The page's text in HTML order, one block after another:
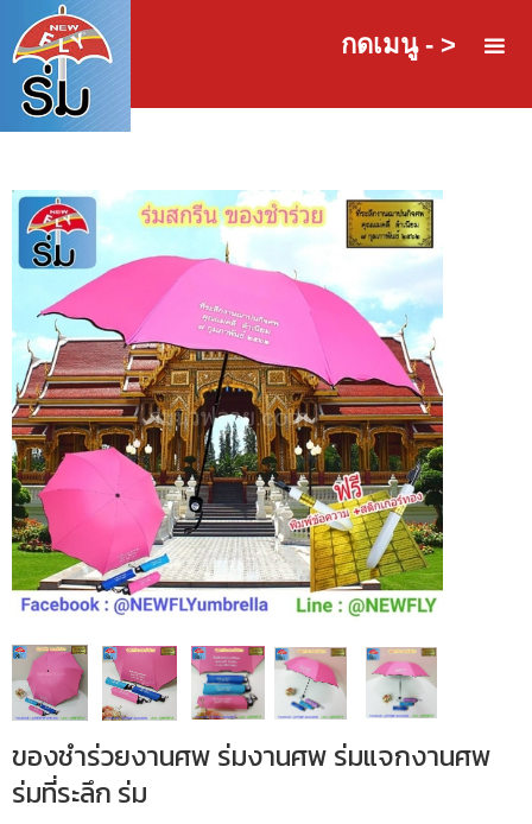
กดเมนู - >
ของชำร่วยงานศพ ร่มงานศพ ร่มแจกงานศพ
ร่มที่ระลึก ร่ม